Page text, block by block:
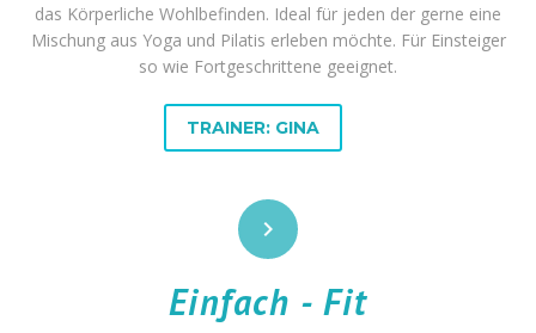
das Körperliche Wohlbefinden. Ideal für jeden der gerne eine
Mischung aus Yoga und Pilatis erleben möchte. Für Einsteiger
so wie Fortgeschrittene geeignet.
TRAINER: GINA


Einfach - Fit